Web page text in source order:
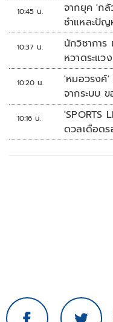
10:45 น.
จากยุค 'กลั
ชำแหละปัญ
10:37 น.
นักวิชาการ
หวาดระแว
10:20 น.
'หมอวรงค์'
จากระบบ
10:16 น.
'SPORTS
ดวลเดือดร
นักเรียน แ